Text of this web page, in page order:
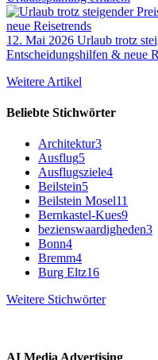
12. Mai 2026 Urlaub trotz
Entscheidungshilfen & neue
Weitere Artikel
Beliebte Stichwörter
Architektur3
Ausflug5
Ausflugsziele4
Beilstein5
Beilstein Mosel11
Bernkastel-Kues9
bezienswaardigheden3
Bonn4
Bremm4
Burg Eltz16
Weitere Stichwörter